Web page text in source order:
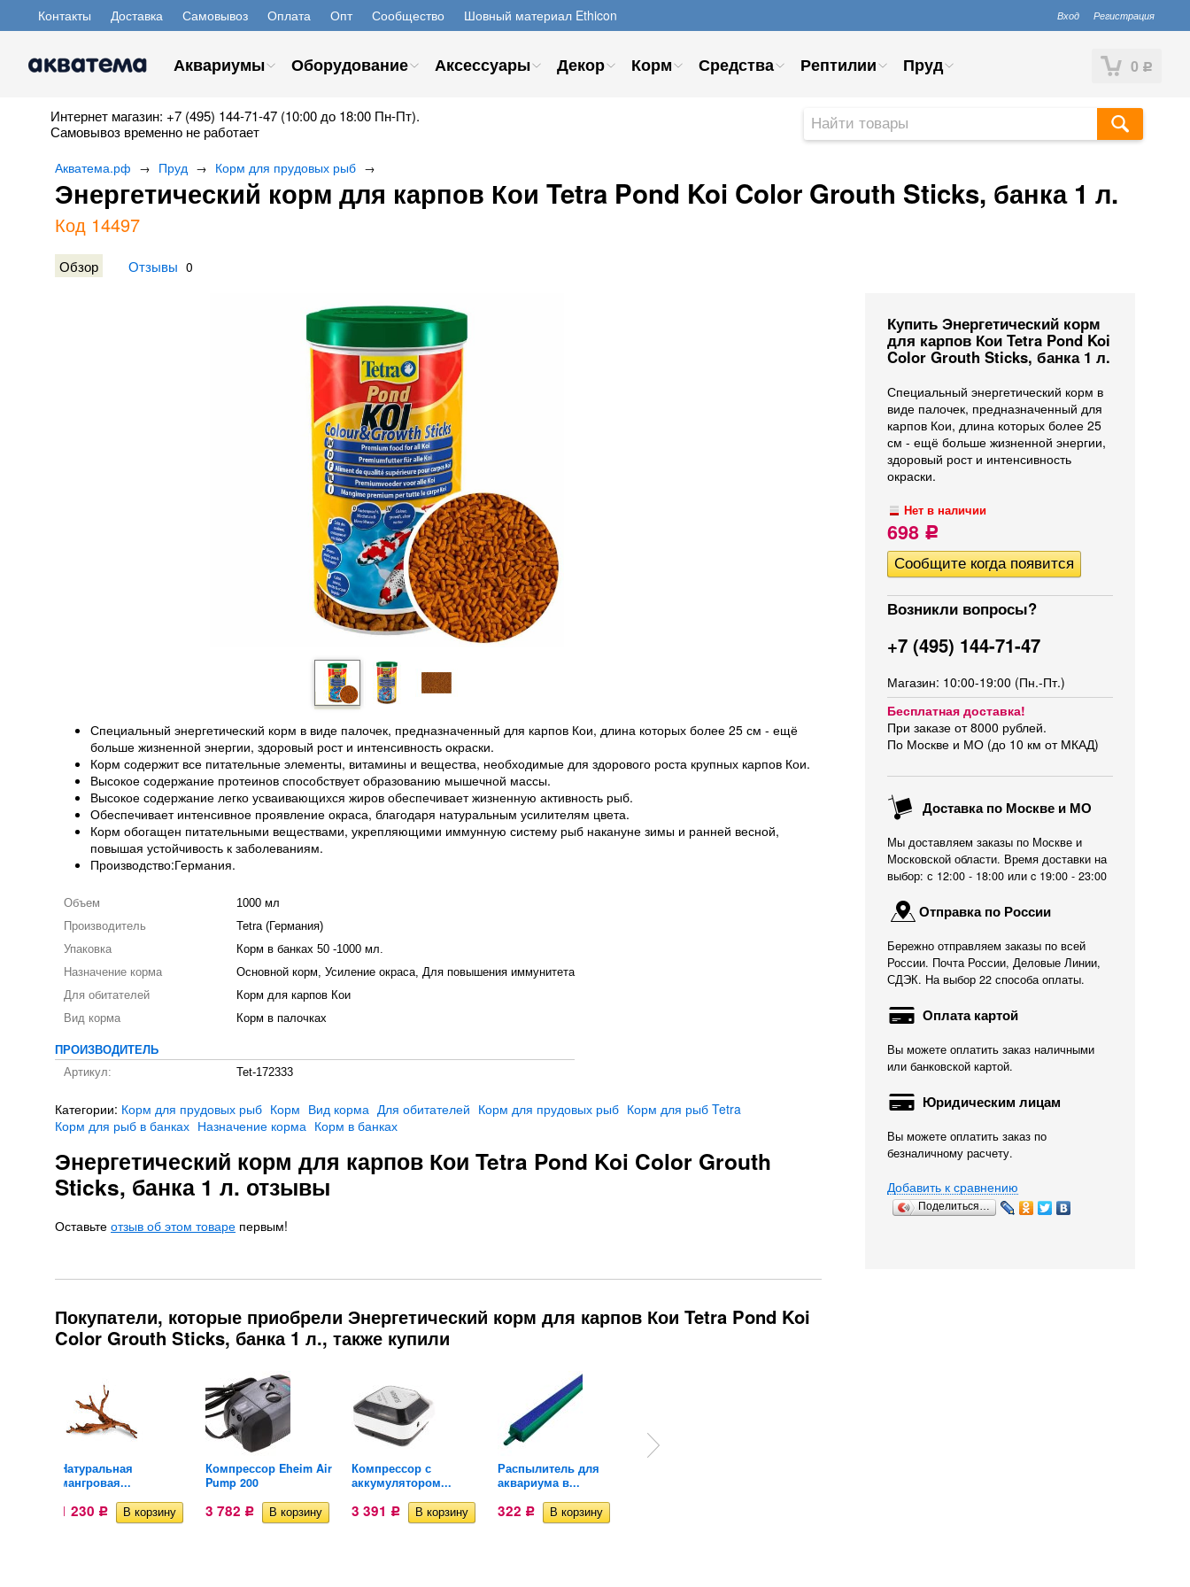
Контакты Доставка Самовывоз Оплата Опт Сообщество Шовный материал Ethicon Вход Регистрация
0 Р
Аквариумы Оборудование Аксессуары Декор Корм Средства Рептилии Пруд
Интернет магазин: +7 (495) 144-71-47 (10:00 до 18:00 Пн-Пт).
Самовывоз временно не работает
Акватема.рф → Пруд → Корм для прудовых рыб →
Энергетический корм для карпов Кои Tetra Pond Koi Color Grouth Sticks, банка 1 л.
Код 14497
Обзор Отзывы 0
Купить Энергетический корм
для карпов Кои Tetra Pond Koi
Color Grouth Sticks, банка 1 л.
Специальный энергетический корм в
виде палочек, предназначенный для
карпов Кои, длина которых более 25
см - ещё больше жизненной энергии,
здоровый рост и интенсивность
окраски.
Нет в наличии
698 Р
Возникли вопросы?
+7 (495) 144-71-47
Магазин: 10:00-19:00 (Пн.-Пт.)
Бесплатная доставка!
При заказе от 8000 рублей.
По Москве и МО (до 10 км от МКАД)
Доставка по Москве и МО
Мы доставляем заказы по Москве и
Московской области. Время доставки на
выбор: с 12:00 - 18:00 или c 19:00 - 23:00
Отправка по России
Бережно отправляем заказы по всей
России. Почта России, Деловые Линии,
СДЭК. На выбор 22 способа оплаты.
Оплата картой
Вы можете оплатить заказ наличными
или банковской картой.
Юридическим лицам
Вы можете оплатить заказ по
безналичному расчету.
Добавить к сравнению
Поделиться…
Специальный энергетический корм в виде палочек, предназначенный для карпов Кои, длина которых более 25 см - ещё
больше жизненной энергии, здоровый рост и интенсивность окраски.
Корм содержит все питательные элементы, витамины и вещества, необходимые для здорового роста крупных карпов Кои.
Высокое содержание протеинов способствует образованию мышечной массы.
Высокое содержание легко усваивающихся жиров обеспечивает жизненную активность рыб.
Обеспечивает интенсивное проявление окраса, благодаря натуральным усилителям цвета.
Корм обогащен питательными веществами, укрепляющими иммунную систему рыб накануне зимы и ранней весной,
повышая устойчивость к заболеваниям.
Производство:Германия.
Объем
1000 мл
Производитель
Tetra (Германия)
Упаковка
Корм в банках 50 -1000 мл.
Назначение корма
Основной корм, Усиление окраса, Для повышения иммунитета
Для обитателей
Корм для карпов Кои
Вид корма
Корм в палочках
ПРОИЗВОДИТЕЛЬ
Артикул:
Tet-172333
Категории: Корм для прудовых рыб Корм Вид корма Для обитателей Корм для прудовых рыб Корм для рыб Tetra
Корм для рыб в банках Назначение корма Корм в банках
Энергетический корм для карпов Кои Tetra Pond Koi Color Grouth
Sticks, банка 1 л. отзывы
Оставьте отзыв об этом товаре первым!
Покупатели, которые приобрели Энергетический корм для карпов Кои Tetra Pond Koi
Color Grouth Sticks, банка 1 л., также купили
Натуральная
мангровая...
1 230 Р
Компрессор Eheim Air
Pump 200
3 782 Р
Компрессор с
аккумулятором...
3 391 Р
Распылитель для
аквариума в...
322 Р